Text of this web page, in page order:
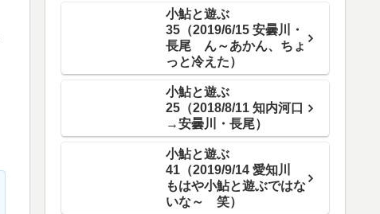
小鮎と遊ぶ
35（2019/6/15 安曇川・
長尾 ん～あかん、ちょ
っと冷えた）
小鮎と遊ぶ
25（2018/8/11 知内河口
→安曇川・長尾）
小鮎と遊ぶ
41（2019/9/14 愛知川
もはや小鮎と遊ぶではな
いな～ 笑）